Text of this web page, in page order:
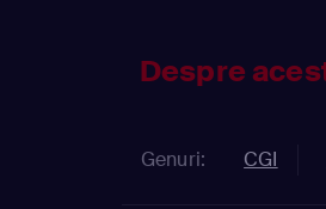
Despre
Genuri: CGI